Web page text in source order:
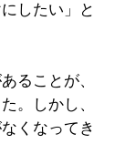
したい」と
ることが、
。しかし、
くなってき